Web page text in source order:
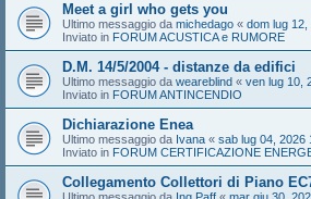
Meet a girl who gets you
Ultimo messaggio da michedago « dom lug 12,
Inviato in FORUM ACUSTICA e RUMORE
D.M. 14/5/2004 - distanze da edifici
Ultimo messaggio da weareblind « ven lug 10,
Inviato in FORUM ANTINCENDIO
Dichiarazione Enea
Ultimo messaggio da Ivana « sab lug 04, 2026
Inviato in FORUM CERTIFICAZIONE
Collegamento Collettori di Piano